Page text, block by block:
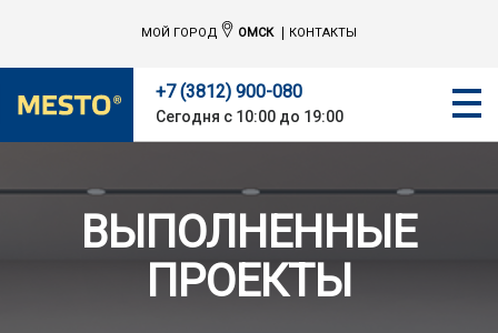
МОЙ ГОРОД ОМСК КОНТАКТЫ
+7 (3812) 900-080
Сегодня с 10:00 до 19:00
ВЫПОЛНЕННЫЕ
ПРОЕКТЫ